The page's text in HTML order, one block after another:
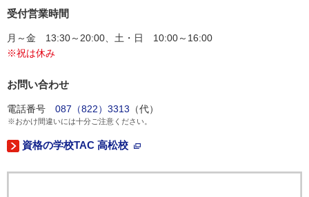
受付営業時間
月～金 13:30～20:00、土・日 10:00～16:00
※祝は休み
お問い合わせ
電話番号 087（822）3313 （代）
※おかけ間違いには十分ご注意ください。
資格の学校TAC 高松校